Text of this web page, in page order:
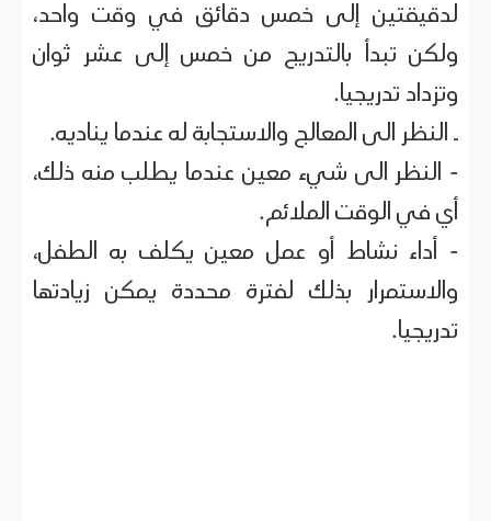
لدقيقتين إلى خمس دقائق في وقت واحد،
ولكن تبدأ بالتدريج من خمس إلى عشر ثوان
وتزداد تدريجيا.
ـ النظر الى المعالج والاستجابة له عندما يناديه.
- النظر الى شيء معين عندما يطلب منه ذلك،
أي في الوقت الملائم.
- أداء نشاط أو عمل معين يكلف به الطفل،
والاستمرار بذلك لفترة محددة يمكن زيادتها
تدريجيا.